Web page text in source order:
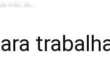
mãe, do...